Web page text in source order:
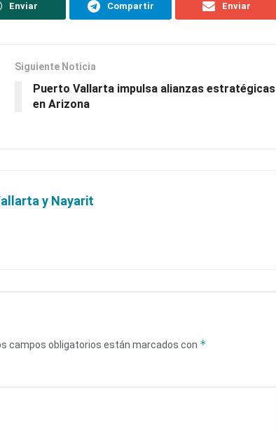
Enviar Compartir Enviar
Siguiente Noticia
Puerto Vallarta impulsa alianzas estratégicas
en Arizona
y Nayarit
campos obligatorios están marcados con *